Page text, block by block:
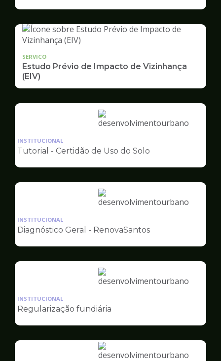
SERVICO
Estudo Prévio de Impacto de Vizinhança
(EIV)
Ilustração
pagina
Desenvolvimento
Urbano
INSTITUCIONAL
Tutorial - Certidão de Uso do Solo
Ilustração
pagina
Desenvolvimento
Urbano
INSTITUCIONAL
Diagnóstico Geral - RenovaSantos
Ilustração
pagina
Desenvolvimento
Urbano
INSTITUCIONAL
Regularização fundiária